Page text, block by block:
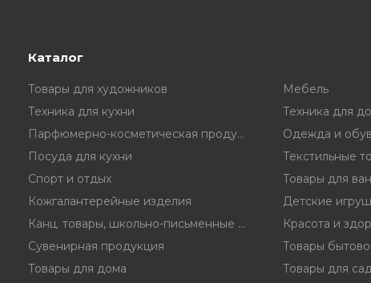
Каталог
Товары для художников
Мебель
Техника для кухни
Техника для
Парфюмерно-косметическая продукция
Одежда и
Посуда для кухни
Текстильные
Спорт и отдых
Товары для
Кожгалантерейные изделия
Детские
Канц. товары, школьно-письменные принадл.
Красота и
Сувенирная продукция
Товары
Товары для дома
Товары для